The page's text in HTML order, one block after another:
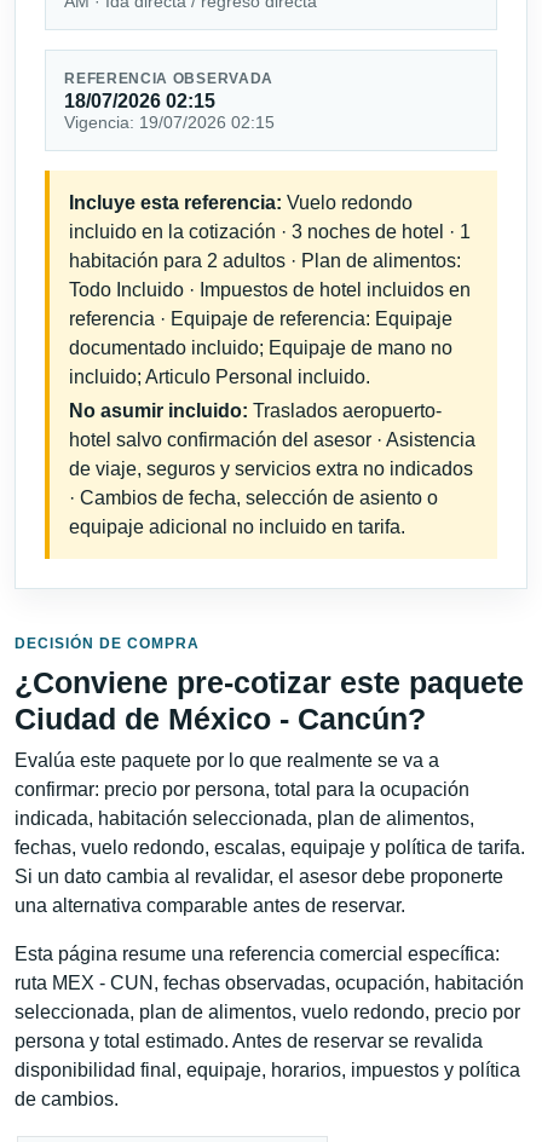
REFERENCIA OBSERVADA
18/07/2026 02:15
Vigencia: 19/07/2026 02:15
Incluye esta referencia: Vuelo redondo
incluido en la cotización · 3 noches de hotel · 1
habitación para 2 adultos · Plan de alimentos:
Todo Incluido · Impuestos de hotel incluidos en
referencia · Equipaje de referencia: Equipaje
documentado incluido; Equipaje de mano no
incluido; Articulo Personal incluido.
No asumir incluido: Traslados aeropuerto-
hotel salvo confirmación del asesor · Asistencia
de viaje, seguros y servicios extra no indicados
· Cambios de fecha, selección de asiento o
equipaje adicional no incluido en tarifa.
DECISIÓN DE COMPRA
¿Conviene pre-cotizar este paquete
Ciudad de México - Cancún?
Evalúa este paquete por lo que realmente se va a
confirmar: precio por persona, total para la ocupación
indicada, habitación seleccionada, plan de alimentos,
fechas, vuelo redondo, escalas, equipaje y política de tarifa.
Si un dato cambia al revalidar, el asesor debe proponerte
una alternativa comparable antes de reservar.
Esta página resume una referencia comercial específica:
ruta MEX - CUN, fechas observadas, ocupación, habitación
seleccionada, plan de alimentos, vuelo redondo, precio por
persona y total estimado. Antes de reservar se revalida
disponibilidad final, equipaje, horarios, impuestos y política
de cambios.